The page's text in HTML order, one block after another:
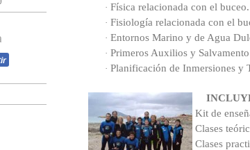
· Física relacionada con el buceo.
· Fisiología relacionada con el
· Entornos Marino y de Agua
· Primeros Auxilios y
· Planificación de Inmersiones y
· Kit de
· Clases
· Clases